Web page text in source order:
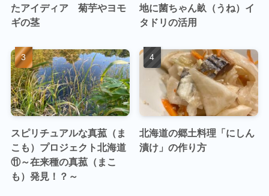
たアイディア 菊芋やヨモ
ギの茎
地に菌ちゃん畝（うね）イ
タドリの活用
スピリチュアルな真菰（ま
こも）プロジェクト北海道
⑪～在来種の真菰（まこ
も）発見！？～
北海道の郷土料理「にしん
漬け」の作り方